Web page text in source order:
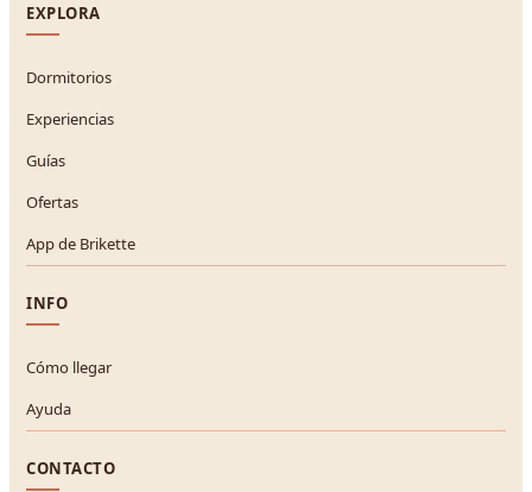
EXPLORA
Dormitorios
Experiencias
Guías
Ofertas
App de Brikette
INFO
Cómo llegar
Ayuda
CONTACTO